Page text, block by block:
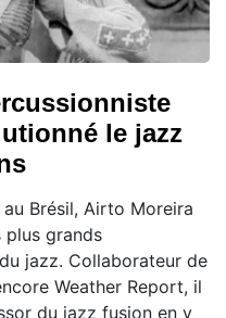
le jazz
Brésil, Airto Moreira
plus grands
jazz. Collaborateur de
Weather Report, il
du jazz fusion en y